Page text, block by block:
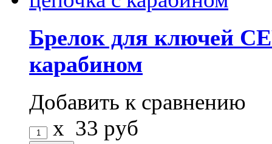
Брелок для ключей
карабином
Добавить к сравнению
x 33 руб